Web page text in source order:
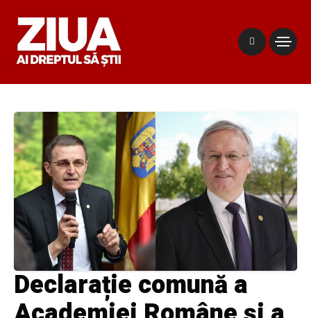
Declarație comună a